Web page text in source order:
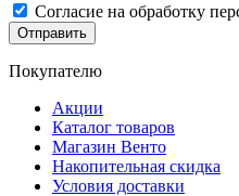
Согласие на обработку
Покупателю
Акции
Каталог товаров
Магазин Венто
Накопительная скидка
Условия доставки